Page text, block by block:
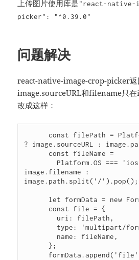
上传图片使用库是"react-native-
picker": "^0.39.0"
问题解决
react-native-image-crop-picker返
image.sourceURL和filename只在
改成这样：
? image.sourceURL :
image.filename :
image.path.split('/').pop();
      };